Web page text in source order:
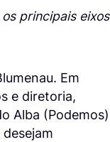
principais eixos
Em
e diretoria,
Alba (Podemos)